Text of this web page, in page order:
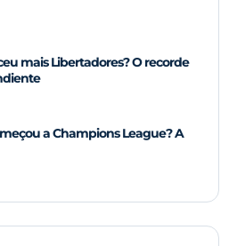
mais Libertadores? O recorde
a Champions League? A